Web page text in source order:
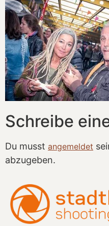
Schreibe
Du musst angemeldet
abzugeben.